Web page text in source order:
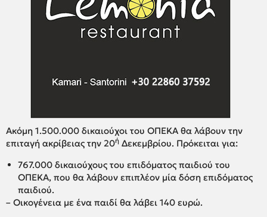
Ακόμη 1.500.000 δικαιούχοι του ΟΠΕΚΑ θα λάβουν την
επιταγή ακρίβειας την 20ή Δεκεμβρίου. Πρόκειται για:
767.000 δικαιούχους του επιδόματος παιδιού του
ΟΠΕΚΑ, που θα λάβουν επιπλέον μία δόση επιδόματος
παιδιού.
– Οικογένεια με ένα παιδί θα λάβει 140 ευρώ.